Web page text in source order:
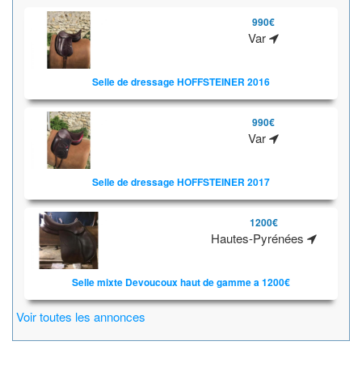
990€
Var
Selle de dressage HOFFSTEINER 2016
990€
Var
Selle de dressage HOFFSTEINER 2017
1200€
Hautes-Pyrénées
Selle mixte Devoucoux haut de gamme a 1200€
Voir toutes les annonces